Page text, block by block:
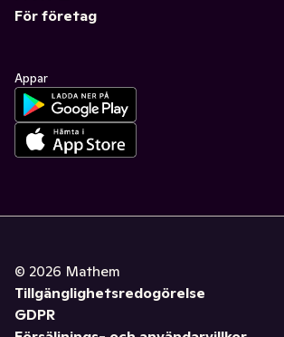
För företag
Appar
© 2026 Mathem
Tillgänglighetsredogörelse
GDPR